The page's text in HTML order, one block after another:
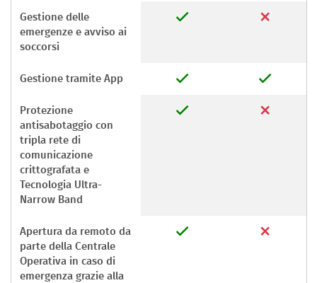
Gestione delle
emergenze e avviso ai
soccorsi
Gestione tramite App
Protezione
antisabotaggio con
tripla rete di
comunicazione
crittografata e
Tecnologia Ultra-
Narrow Band
Apertura da remoto da
parte della Centrale
Operativa in caso di
emergenza grazie alla